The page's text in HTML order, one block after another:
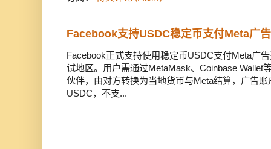
Facebook支持USDC稳定币支付Meta广
Facebook正式支持使用稳定币USDC支付Meta广
试地区。用户需通过MetaMask、Coinbase Wallet
伙伴，由对方转换为当地货币与Meta结算，广告
USDC，不支...